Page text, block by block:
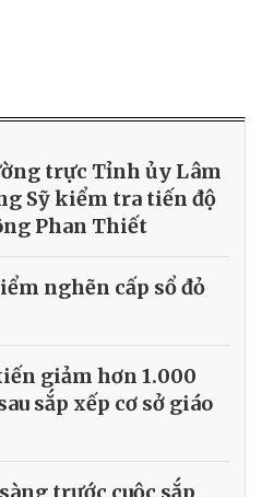
trực Tỉnh ủy Lâm
Sỹ kiểm tra tiến độ
Phan Thiết
nghẽn cấp sổ đỏ
giảm hơn 1.000
sắp xếp cơ sở giáo
trước cuộc sắp